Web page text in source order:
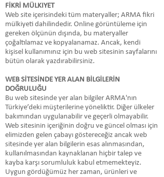
FİKRİ MÜLKIYET
Web site içerisindeki tüm materyaller; ARMA fikri
mülkiyeti dahilindedir. Online görüntüleme için
gereken ölçünün dışında, bu materyaller
çoğaltılamaz ve kopyalanamaz. Ancak, kendi
kişisel kullanımınız için bu web sitesinin sayfalarını
bütün olarak yazdırabilirsiniz.
WEB SİTESİNDE YER ALAN BİLGİLERİN
DOĞRULUĞU
Bu web sitesinde yer alan bilgiler ARMA'nın
Türkiye’deki müşterilerine yöneliktir. Diğer ülkeler
bakımından uygulanabilir ve geçerli olmayabilir.
Web sitesinin içeriğinin doğru ve güncel olması için
elimizden gelen çabayı göstereceğiz ancak web
sitesinde yer alan bilgilerin esas alınmasından,
kullanılmasından kaynaklanan hiçbir talep ve
kayba karşı sorumluluk kabul etmemekteyiz.
Uygun gördüğümüz her zaman, ürünleri ve